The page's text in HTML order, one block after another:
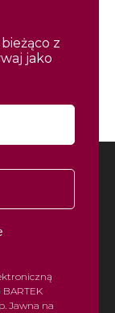
z
jako
Jawna na